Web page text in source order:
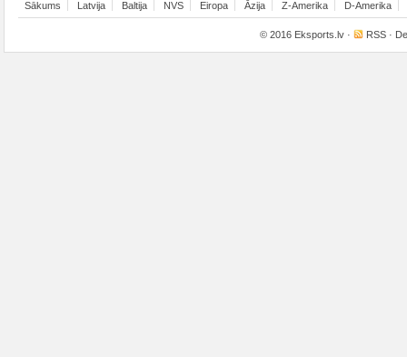
Sākums Latvija Baltija NVS Eiropa Āzija Z-Amerika D-Amerika
© 2016 Eksports.lv · RSS ·